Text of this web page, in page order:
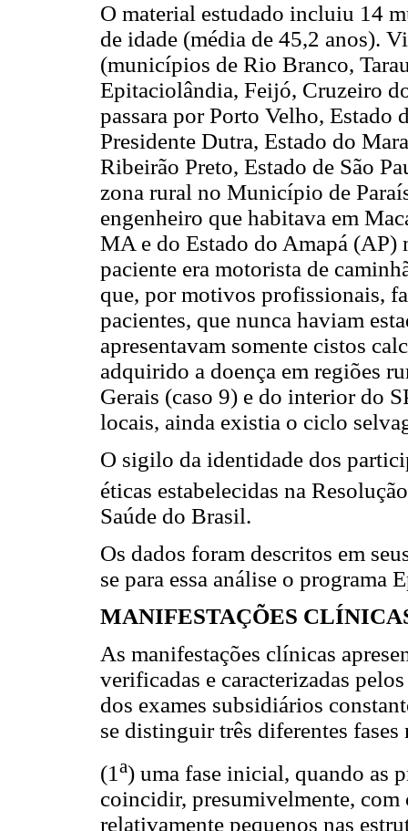
O material estudado incluiu 14
de idade (média de 45,2 anos).
(municípios de Rio Branco,
Epitaciolândia, Feijó, Cruzeiro
passara por Porto Velho,
Presidente Dutra, Estado do
Ribeirão Preto, Estado de São
zona rural no Município de
engenheiro que habitava em
MA e do Estado do Amapá (AP)
paciente era motorista de
que, por motivos profissionais,
pacientes, que nunca haviam
apresentavam somente cistos
adquirido a doença em regiões
Gerais (caso 9) e do interior do
locais, ainda existia o ciclo
O sigilo da identidade dos
éticas estabelecidas na
Saúde do Brasil.
Os dados foram descritos em
se para essa análise o programa
MANIFESTAÇÕES
As manifestações clínicas
verificadas e caracterizadas
dos exames subsidiários
se distinguir três diferentes
(1 a) uma fase inicial, quando as
coincidir, presumivelmente, com
relativamente pequenos nas